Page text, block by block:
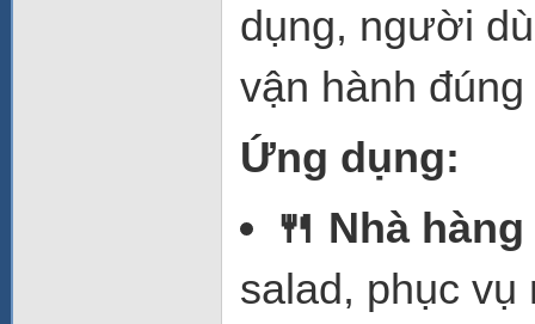
dụng, người
vận hành
Ứng dụng:
🍴 Nhà
salad, phục vụ